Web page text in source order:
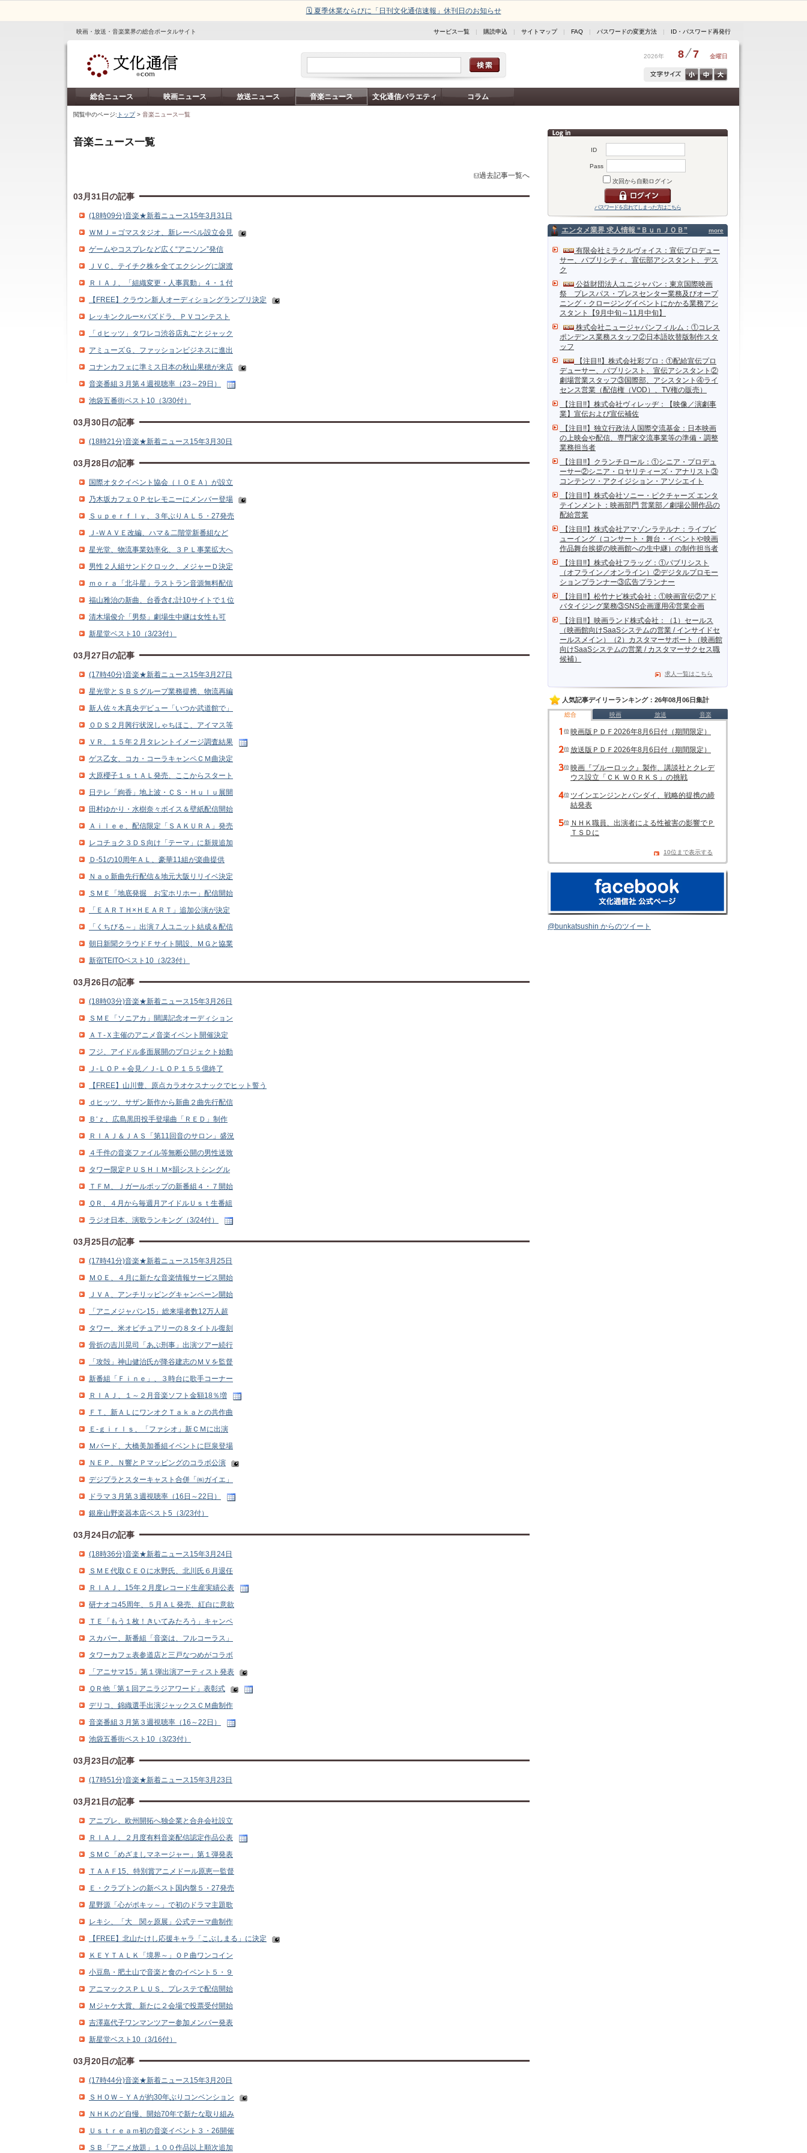
🗓️ 夏季休業ならびに「日刊文化通信速報」休刊日のお知らせ
映画・放送・音楽業界の総合ポータルサイト サービス一覧 | 購読申込 | サイトマップ| FAQ | パスワードの変更方法 | ID・パスワード再発行
2026年 8 7 金曜日
総合ニュース 映画ニュース 放送ニュース 音楽ニュース 文化通信バラエティ コラム
閲覧中のページ: トップ> 音楽ニュース一覧
ID
Pass
次回から自動ログイン
パスワードを忘れてしまった方はこちら
more
エンタメ業界 求人情報 “ＢｕｎＪＯＢ”
有限会社ミラクルヴォイス：宣伝プロデュー
サー、パブリシティ、宣伝部アシスタント、デス
ク
公益財団法人ユニジャパン：東京国際映画
祭 プレスパス・プレスセンター業務及びオープ
ニング・クロージングイベントにかかる業務アシ
スタント【9月中旬～11月中旬】
株式会社ニュージャパンフィルム：①コレス
ポンデンス業務スタッフ②日本語吹替版制作スタ
ッフ
【注目!!】株式会社彩プロ：①配給宣伝プロ
デューサー、パブリシスト、宣伝アシスタント②
劇場営業スタッフ③国際部、アシスタント④ライ
センス営業（配信権（VOD）、TV権の販売）
【注目!!】株式会社ヴィレッヂ：【映像／演劇事
業】宣伝および宣伝補佐
【注目!!】独立行政法人国際交流基金：日本映画
の上映会や配信、専門家交流事業等の準備・調整
業務担当者
【注目!!】クランチロール：①シニア・プロデュ
ーサー②シニア・ロヤリティーズ・アナリスト③
コンテンツ・アクイジション・アソシエイト
【注目!!】株式会社ソニー・ピクチャーズ エンタ
テインメント：映画部門 営業部／劇場公開作品の
配給営業
【注目!!】株式会社アマゾンラテルナ：ライブビ
ューイング（コンサート・舞台・イベントや映画
作品舞台挨拶の映画館への生中継）の制作担当者
【注目!!】株式会社フラッグ：①パブリシスト
（オフライン／オンライン）②デジタルプロモー
ションプランナー③広告プランナー
【注目!!】松竹ナビ株式会社：①映画宣伝②アド
バタイジング業務③SNS企画運用④営業企画
【注目!!】映画ランド株式会社：（1）セールス
（映画館向けSaaSシステムの営業 / インサイドセ
ールスメイン）（2）カスタマーサポート（映画館
向けSaaSシステムの営業 / カスタマーサクセス職
候補）
求人一覧はこちら
人気記事デイリーランキング：26年08月06日集計
総合 映画 放送 音楽
映画版ＰＤＦ2026年8月6日付（期間限定）
放送版ＰＤＦ2026年8月6日付（期間限定）
映画『ブルーロック』製作、講談社とクレデ
ウス設立「ＣＫ ＷＯＲＫＳ」の挑戦
ツインエンジンとバンダイ、戦略的提携の締
結発表
ＮＨＫ職員、出演者による性被害の影響でＰ
ＴＳＤに
10位まで表示する
@bunkatsushin からのツイート
音楽ニュース一覧
過去記事一覧へ
03月31日の記事
(18時09分)音楽★新着ニュース15年3月31日
ＷＭＪ＝ゴマスタジオ、新レーベル設立会見
ゲームやコスプレなど広く“アニソン”発信
ＪＶＣ、テイチク株を全てエクシングに譲渡
ＲＩＡＪ、「組織変更・人事異動」４・１付
【FREE】クラウン新人オーディショングランプリ決定
レッキンクルー×パズドラ、ＰＶコンテスト
「ｄヒッツ」タワレコ渋谷店丸ごとジャック
アミューズＧ、ファッションビジネスに進出
コナンカフェに準ミス日本の秋山果穂が来店
音楽番組３月第４週視聴率（23～29日）
池袋五番街ベスト10（3/30付）
03月30日の記事
(18時21分)音楽★新着ニュース15年3月30日
03月28日の記事
国際オタクイベント協会（ＩＯＥＡ）が設立
乃木坂カフェＯＰセレモニーにメンバー登場
Ｓｕｐｅｒｆｌｙ、３年ぶりＡＬ５・27発売
Ｊ‐ＷＡＶＥ改編、ハマ＆二階堂新番組など
星光堂、物流事業効率化、３ＰＬ事業拡大へ
男性２人組サンドクロック、メジャーＤ決定
ｍｏｒａ「北斗星」ラストラン音源無料配信
福山雅治の新曲、台香含む計10サイトで１位
清木場俊介「男祭」劇場生中継は女性も可
新星堂ベスト10（3/23付）
03月27日の記事
(17時40分)音楽★新着ニュース15年3月27日
星光堂とＳＢＳグループ業務提携、物流再編
新人佐々木真央デビュー「いつか武道館で」
ＯＤＳ２月興行状況しゃちほこ、アイマス等
ＶＲ、１５年２月タレントイメージ調査結果
ゲス乙女、コカ・コーラキャンペＣＭ曲決定
大原櫻子１ｓｔＡＬ発売、ここからスタート
日テレ「絢香」地上波・ＣＳ・Ｈｕｌｕ展開
田村ゆかり・水樹奈々ボイス＆壁紙配信開始
Ａｉｌｅｅ、配信限定「ＳＡＫＵＲＡ」発売
レコチョク３ＤＳ向け「テーマ」に新規追加
Ｄ‐51の10周年ＡＬ、豪華11組が楽曲提供
Ｎａｏ新曲先行配信＆地元大阪リリイベ決定
ＳＭＥ「地底発掘 お宝ホリホー」配信開始
「ＥＡＲＴＨ×ＨＥＡＲＴ」追加公演が決定
「くちびる～」出演７人ユニット結成＆配信
朝日新聞クラウドＦサイト開設、ＭＧと協業
新宿TEITOベスト10（3/23付）
03月26日の記事
(18時03分)音楽★新着ニュース15年3月26日
ＳＭＥ「ソニアカ」開講記念オーディション
ＡＴ‐Ｘ主催のアニメ音楽イベント開催決定
フジ、アイドル多面展開のプロジェクト始動
Ｊ‐ＬＯＰ＋会見／Ｊ‐ＬＯＰ１５５億終了
【FREE】山川豊、原点カラオケスナックでヒット誓う
ｄヒッツ、サザン新作から新曲２曲先行配信
Ｂ‘ｚ、広島黒田投手登場曲「ＲＥＤ」制作
ＲＩＡＪ＆ＪＡＳ「第11回音のサロン」盛況
４千件の音楽ファイル等無断公開の男性送致
タワー限定ＰＵＳＨＩＭ×韻シストシングル
ＴＦＭ、Ｊガールポップの新番組４・７開始
ＱＲ、４月から毎週月アイドルＵｓｔ生番組
ラジオ日本、演歌ランキング（3/24付）
03月25日の記事
(17時41分)音楽★新着ニュース15年3月25日
ＭＯＥ、４月に新たな音楽情報サービス開始
ＪＶＡ、アンチリッピングキャンペーン開始
「アニメジャパン15」総来場者数12万人超
タワー、米オビチュアリーの８タイトル復刻
骨折の吉川晃司「あぶ刑事」出演ツアー続行
「攻殻」神山健治氏が降谷建志のＭＶを監督
新番組「Ｆｉｎｅ」、３時台に歌手コーナー
ＲＩＡＪ、１～２月音楽ソフト金額18％増
ＦＴ、新ＡＬにワンオクＴａｋａとの共作曲
Ｅ‐ｇｉｒｌｓ、「ファシオ」新ＣＭに出演
Ｍバード、大橋美加番組イベントに巨泉登場
ＮＥＰ、Ｎ響とＰマッピングのコラボ公演
デジプラとスターキャスト合併「㈱ガイエ」
ドラマ３月第３週視聴率（16日～22日）
銀座山野楽器本店ベスト5（3/23付）
03月24日の記事
(18時36分)音楽★新着ニュース15年3月24日
ＳＭＥ代取ＣＥＯに水野氏、北川氏６月退任
ＲＩＡＪ、15年２月度レコード生産実績公表
研ナオコ45周年、５月ＡＬ発売、紅白に意欲
ＴＥ「もう１枚！きいてみたろう」キャンペ
スカパー、新番組「音楽は、フルコーラス」
タワーカフェ表参道店と三戸なつめがコラボ
「アニサマ15」第１弾出演アーティスト発表
ＱＲ他「第１回アニラジアワード」表彰式
デリコ、錦織選手出演ジャックスＣＭ曲制作
音楽番組３月第３週視聴率（16～22日）
池袋五番街ベスト10（3/23付）
03月23日の記事
(17時51分)音楽★新着ニュース15年3月23日
03月21日の記事
アニプレ、欧州開拓へ独企業と合弁会社設立
ＲＩＡＪ、２月度有料音楽配信認定作品公表
ＳＭＣ「めざましマネージャー」第１弾発表
ＴＡＡＦ15、特別賞アニメドール原恵一監督
Ｅ・クラプトンの新ベスト国内盤５・27発売
星野源「心がポキッ～」で初のドラマ主題歌
レキシ、「大 関ヶ原展」公式テーマ曲制作
【FREE】北山たけし応援キャラ「こぶしまる」に決定
ＫＥＹＴＡＬＫ「境界～」ＯＰ曲ワンコイン
小豆島・肥土山で音楽と食のイベント５・９
アニマックスＰＬＵＳ、プレステで配信開始
Ｍジャケ大賞、新たに２会場で投票受付開始
吉澤嘉代子ワンマンツアー参加メンバー発表
新星堂ベスト10（3/16付）
03月20日の記事
(17時44分)音楽★新着ニュース15年3月20日
ＳＨＯＷ－ＹＡが約30年ぶりコンベンション
ＮＨＫのど自慢、開始70年で新たな取り組み
Ｕｓｔｒｅａｍ初の音楽イベント３・26開催
ＳＢ「アニメ放題」１００作品以上順次追加